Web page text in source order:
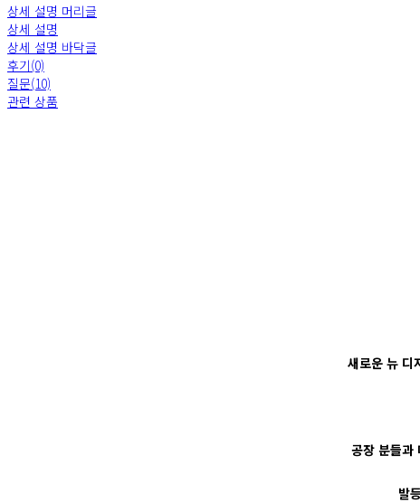
상세 설명 머리글
상세 설명
상세 설명 바닥글
후기(0)
질문(10)
관련 상품
새로운 뉴 디
공장 분들과
발